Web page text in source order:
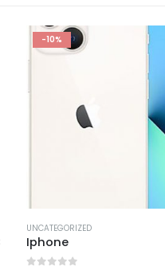
-10%
UNCATEGORIZED
Iphone